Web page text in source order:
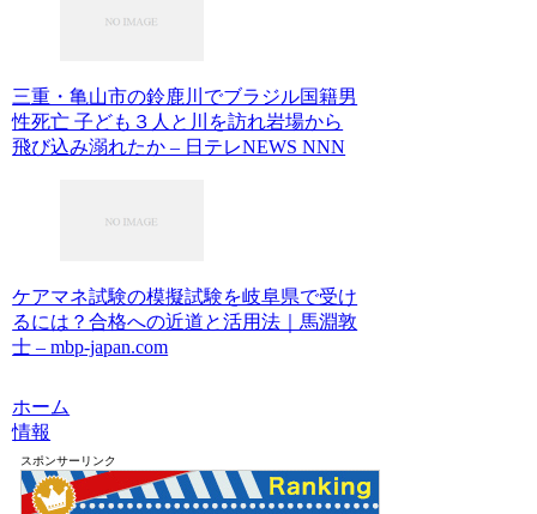
三重・亀山市の鈴鹿川でブラジル国籍男
性死亡 子ども３人と川を訪れ岩場から
飛び込み溺れたか – 日テレNEWS NNN
ケアマネ試験の模擬試験を岐阜県で受け
るには？合格への近道と活用法｜馬淵敦
士 – mbp-japan.com
ホーム
情報
スポンサーリンク